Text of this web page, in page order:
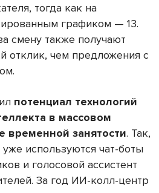
тогда как на
графиком — 13.
смену также получают
отклик, чем предложения с
потенциал технологий
в массовом
временной занятости. Так,
используются чат-боты
и голосовой ассистент
За год ИИ-колл-центр